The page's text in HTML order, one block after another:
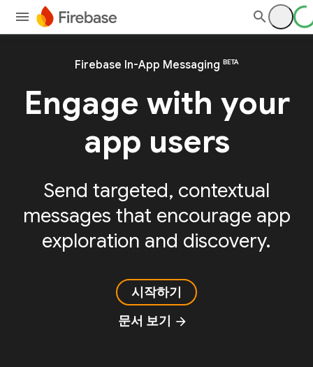
Firebase In-App Messaging BETA
Engage with your
app users
Send targeted, contextual
messages that encourage app
exploration and discovery.
시작하기
문서 보기
arrow_forward